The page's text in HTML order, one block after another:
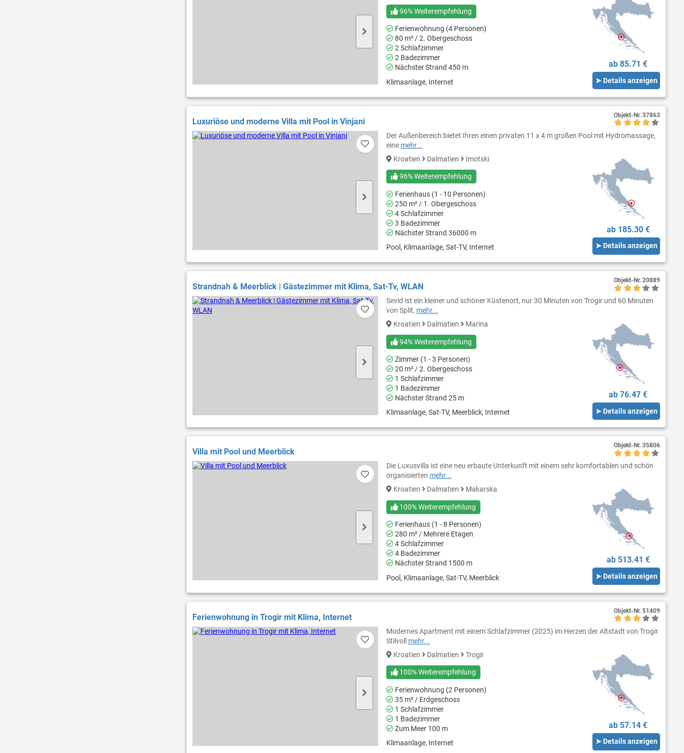
96% Weiterempfehlung
Ferienwohnung (4 Personen)
80 m² / 2. Obergeschoss
2 Schlafzimmer
2 Badezimmer
Nächster Strand 450 m
Klimaanlage, Internet
ab 85.71 €
➤ Details anzeigen
Luxuriöse und moderne Villa mit Pool in Vinjani
Der Außenbereich bietet Ihren einen privaten 11 x 4 m großen Pool mit Hydromassage,
eine mehr...
Kroatien
Dalmatien Imotski
96% Weiterempfehlung
Ferienhaus (1 - 10 Personen)
250 m² / 1. Obergeschoss
4 Schlafzimmer
3 Badezimmer
Nächster Strand 36000 m
Pool, Klimaanlage, Sat-TV, Internet
ab 185.30 €
➤ Details anzeigen
Objekt-Nr. 37863
Strandnah & Meerblick | Gästezimmer mit Klima, Sat-Tv, WLAN
Sevid ist ein kleiner und schöner Küstenort, nur 30 Minuten von Trogir und 60 Minuten
von Split, mehr...
Kroatien
Dalmatien Marina
94% Weiterempfehlung
Zimmer (1 - 3 Personen)
20 m² / 2. Obergeschoss
1 Schlafzimmer
1 Badezimmer
Nächster Strand 25 m
Klimaanlage, Sat-TV, Meerblick, Internet
ab 76.47 €
➤ Details anzeigen
Objekt-Nr. 20889
Villa mit Pool und Meerblick
Die Luxusvilla ist eine neu erbaute Unterkunft mit einem sehr komfortablen und schön
organisierten mehr...
Kroatien
Dalmatien Makarska
100% Weiterempfehlung
Ferienhaus (1 - 8 Personen)
280 m² / Mehrere Etagen
4 Schlafzimmer
4 Badezimmer
Nächster Strand 1500 m
Pool, Klimaanlage, Sat-TV, Meerblick
ab 513.41 €
➤ Details anzeigen
Objekt-Nr. 35806
Ferienwohnung in Trogir mit Klima, Internet
Modernes Apartment mit einem Schlafzimmer (2025) im Herzen der Altstadt von Trogir.
Stilvoll mehr...
Kroatien
Dalmatien Trogir
100% Weiterempfehlung
Ferienwohnung (2 Personen)
35 m² / Erdgeschoss
1 Schlafzimmer
1 Badezimmer
Zum Meer 100 m
Klimaanlage, Internet
ab 57.14 €
➤ Details anzeigen
Objekt-Nr. 51409